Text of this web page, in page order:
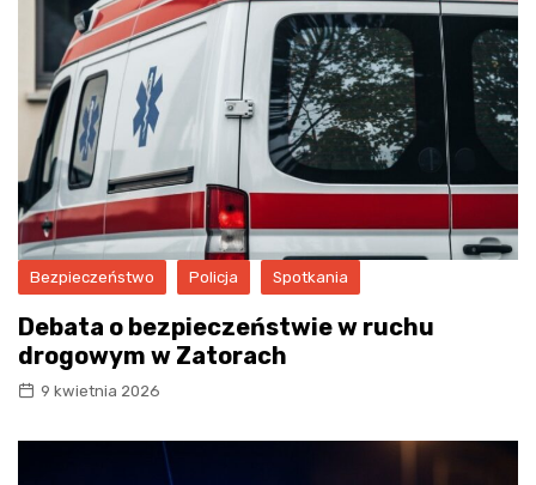
Bezpieczeństwo Policja Spotkania
Debata o bezpieczeństwie w ruchu
drogowym w Zatorach
9 kwietnia 2026